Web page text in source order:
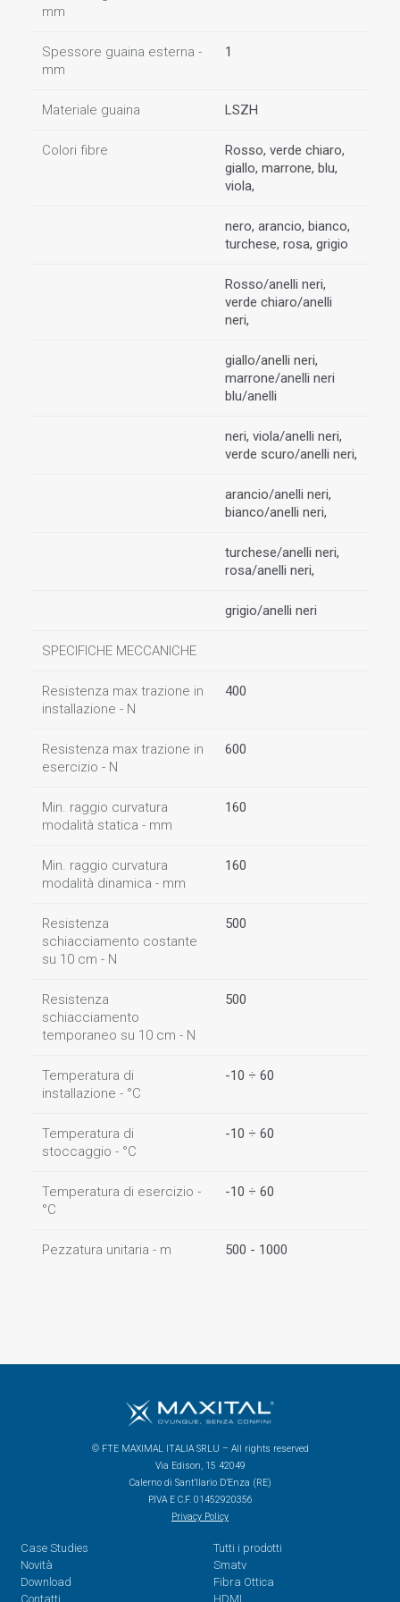
mm
Spessore guaina esterna -
mm
1
Materiale guaina LSZH
Colori fibre
Rosso, verde chiaro,
giallo, marrone, blu,
viola,
nero, arancio, bianco,
turchese, rosa, grigio
Rosso/anelli neri,
verde chiaro/anelli
neri,
giallo/anelli neri,
marrone/anelli neri
blu/anelli
neri, viola/anelli neri,
verde scuro/anelli neri,
arancio/anelli neri,
bianco/anelli neri,
turchese/anelli neri,
rosa/anelli neri,
grigio/anelli neri
SPECIFICHE MECCANICHE
Resistenza max trazione in
installazione - N
400
Resistenza max trazione in
esercizio - N
600
Min. raggio curvatura
modalità statica - mm
160
Min. raggio curvatura
modalità dinamica - mm
160
Resistenza
schiacciamento costante
su 10 cm - N
500
Resistenza
schiacciamento
temporaneo su 10 cm - N
500
Temperatura di
installazione - °C
-10 ÷ 60
Temperatura di
stoccaggio - °C
-10 ÷ 60
Temperatura di esercizio -
°C
-10 ÷ 60
Pezzatura unitaria - m 500 - 1000
© FTE MAXIMAL ITALIA SRLU – All rights reserved
Via Edison, 15 42049
Calerno di Sant’Ilario D’Enza (RE)
P.IVA E C.F. 01452920356
Privacy Policy
Case Studies
Novità
Download
Contatti
Tutti i prodotti
Smatv
Fibra Ottica
HDMI